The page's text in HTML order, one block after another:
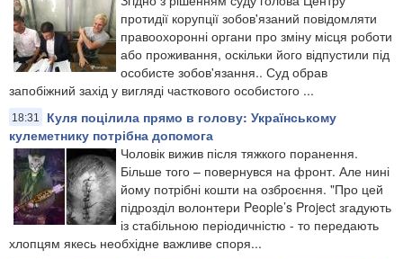
протидії корупції зобов'язаний повідомляти
правоохоронні органи про зміну місця роботи
або проживання, оскільки його відпустили під
особисте зобов'язання.. Суд обрав
запобіжний захід у вигляді часткового особистого ...
18:31
Куля поцілила прямо в голову: Українському
кулеметнику потрібна допомога
Чоловік вижив після тяжкого поранення.
Більше того – повернувся на фронт. Але нині
йому потрібні кошти на озброєння. "Про цей
підрозділ волонтери People’s Project згадують
із стабільною періодичністю - то передають
хлопцям якесь необхідне важливе споря...